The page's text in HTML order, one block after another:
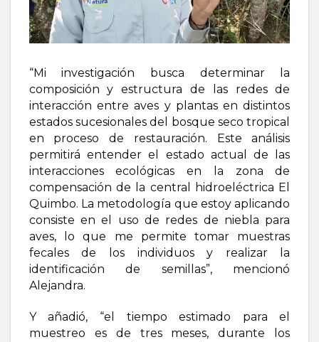
“Mi investigación busca determinar la
composición y estructura de las redes de
interacción entre aves y plantas en distintos
estados sucesionales del bosque seco tropical
en proceso de restauración. Este análisis
permitirá entender el estado actual de las
interacciones ecológicas en la zona de
compensación de la central hidroeléctrica El
Quimbo. La metodología que estoy aplicando
consiste en el uso de redes de niebla para
aves, lo que me permite tomar muestras
fecales de los individuos y realizar la
identificación de semillas”, mencionó
Alejandra.
Y añadió, “el tiempo estimado para el
muestreo es de tres meses, durante los